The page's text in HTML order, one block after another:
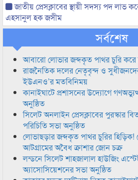
জাতীয় প্রেসক্লাবের স্থায়ী সদস্য পদ লাভ
এহসানুল হক জসীম
সর্বশেষ
আবারো লোভার জব্দকৃত পাথর চুরি করে
রাজনৈতিক দলের নেতৃবৃন্দ ও
ইউএনও’র মতবিনিময়
কানাইঘাটে প্রশাসনের উদ্যোগে
অনুষ্ঠিত
সিলেট অনলাইন প্রেসক্লাবের পুরস্কার
পরিচিতি সভা অনুষ্ঠিত
লোভাছড়ার জব্দকৃত পাথর চুরির হিড়িক!
আটগ্রামের অবৈধ ক্রাশার জোন চক্র
লন্ডনে সিলেট শাহজালাল হাউজিং
অ্যাসোসিয়েশনের সভা অনুষ্ঠিত